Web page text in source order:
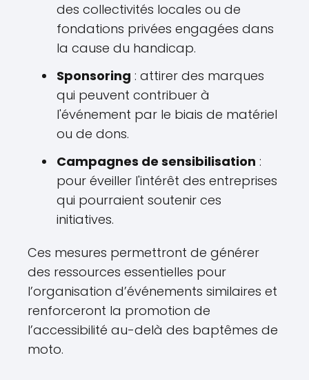
des collectivités locales ou de
fondations privées engagées dans
la cause du handicap.
Sponsoring : attirer des marques
qui peuvent contribuer à
l'événement par le biais de matériel
ou de dons.
Campagnes de sensibilisation :
pour éveiller l'intérêt des entreprises
qui pourraient soutenir ces
initiatives.
Ces mesures permettront de générer
des ressources essentielles pour
l’organisation d’événements similaires et
renforceront la promotion de
l’accessibilité au-delà des baptêmes de
moto.